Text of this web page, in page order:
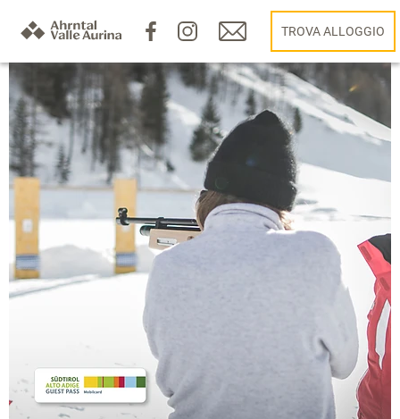
TROVA ALLOGGIO